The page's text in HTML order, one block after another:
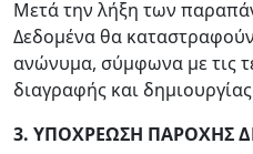
Μετά την λήξη των
Δεδομένα θα
ανώνυμα, σύμφωνα με τις
διαγραφής και
3. ΥΠΟΧΡΕΩΣΗ ΠΑΡΟΧΗΣ